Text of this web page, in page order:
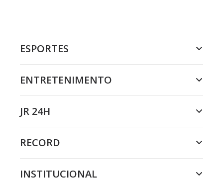
ESPORTES
ENTRETENIMENTO
JR 24H
RECORD
INSTITUCIONAL